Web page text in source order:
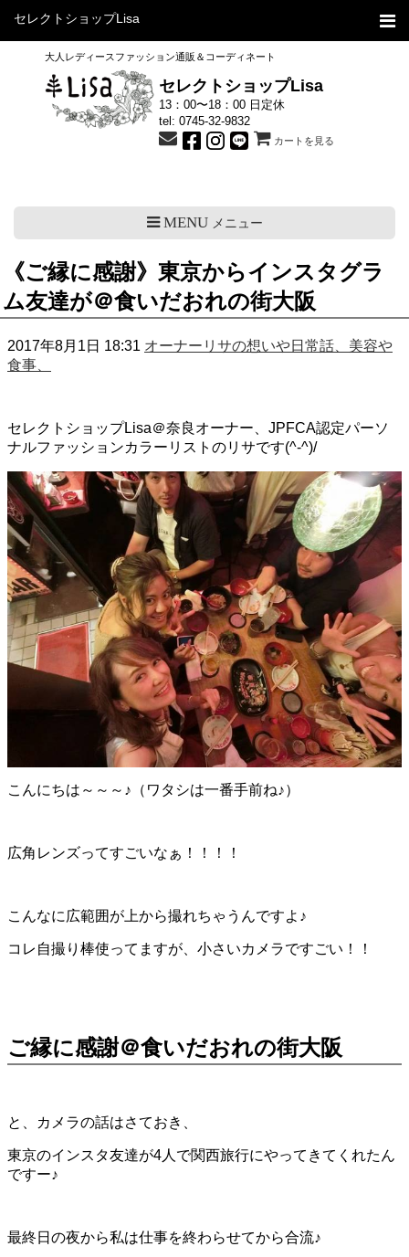
セレクトショップLisa
大人レディースファッション通販＆コーディネート
セレクトショップLisa
13：00〜18：00 日定休
tel: 0745-32-9832
カートを見る
MENUメニュー
《ご縁に感謝》東京からインスタグラ
ム友達が＠食いだおれの街大阪
2017年8月1日 18:31 オーナーリサの想いや日常話、美容や
食事、
セレクトショップLisa＠奈良オーナー、JPFCA認定パーソ
ナルファッションカラーリストのリサです(^-^)/
こんにちは～～～♪（ワタシは一番手前ね♪）
広角レンズってすごいなぁ！！！！
こんなに広範囲が上から撮れちゃうんですよ♪
コレ自撮り棒使ってますが、小さいカメラですごい！！
ご縁に感謝＠食いだおれの街大阪
と、カメラの話はさておき、
東京のインスタ友達が4人で関西旅行にやってきてくれたん
ですー♪
最終日の夜から私は仕事を終わらせてから合流♪